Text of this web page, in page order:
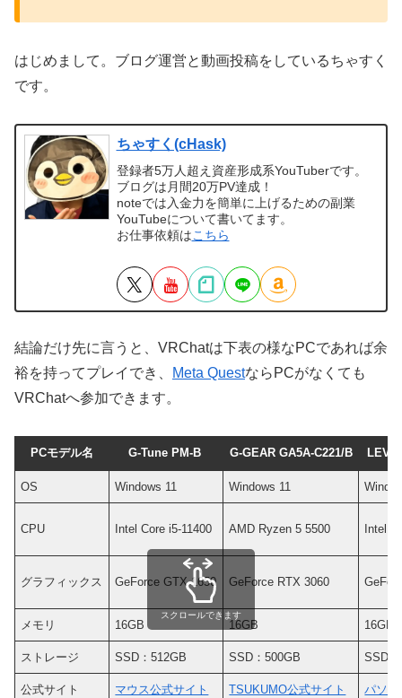
はじめまして。ブログ運営と動画投稿をしているちゃすく
です。
ちゃすく(cHask)
登録者5万人超え資産形成系YouTuberです。
ブログは月間20万PV達成！
noteでは入金力を簡単に上げるための副業
YouTubeについて書いてます。
お仕事依頼はこちら
結論だけ先に言うと、VRChatは下表の様なPCであれば余
裕を持ってプレイでき、
Meta QuestならPCがなくても
VRChatへ参加できます。
PCモデル名 G-Tune PM-B G-GEAR GA5A-C221/B
OS Windows 11 Windows 11
CPU Intel Core i5-11400 AMD Ryzen 5 5500 Intel
グラフィックス GeForce GTX 1650 GeForce RTX 3060
メモリ 16GB 16GB 16GB
ストレージ SSD：512GB SSD：500GB SSD
公式サイト マウス公式サイト TSUKUMO公式サイト パソ
スクロールできます